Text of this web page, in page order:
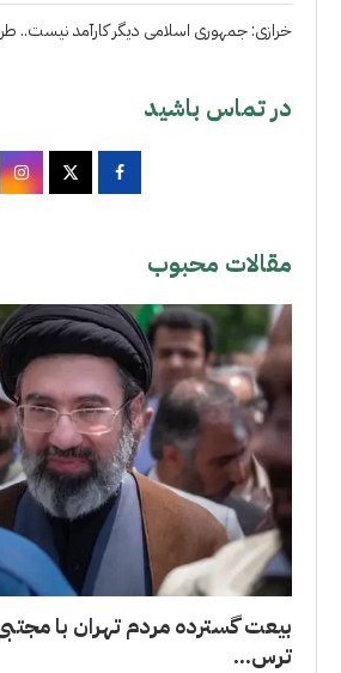
خرازی: جمهوری اسلامی دیگر کارآمد نیست..
در تماس باشید
مقالات محبوب
بیعت گسترده مردم تهران با
ترس...